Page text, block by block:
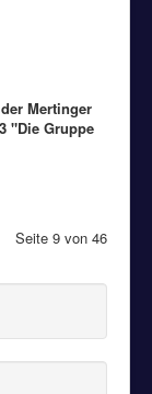
Mertinger
"Die Gruppe
Seite 9 von 46